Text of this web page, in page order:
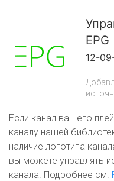
EPG
12-
Если канал вашего
каналу нашей
наличие логотипа
вы можете управлять
канала. Подробнее см.